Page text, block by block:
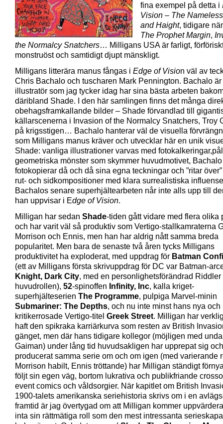
fina exempel på detta i
Vision – The Nameless
and Haight, tidigare
The Prophet Margin,
the Normalcy Snatchers… Milligans USA är farligt,
monstruöst och samtidigt djupt mänskligt.
Milligans litterära manus fångas i Edge of Vision väl av
Chris Bachalo och tuscharen Mark Pennington. Bachalo är
illustratör som jag tycker idag har sina bästa arbeten
däribland Shade. I den här samlingen finns det många
obehagsframkallande bilder – Shade förvandlad till
källarscenerna i Invasion of the Normalcy Snatchers, Troy
på krigsstigen… Bachalo hanterar väl de visuella
som Milligans manus kräver och utvecklar här en unik
Shade: vanliga illustrationer varvas med
geometriska mönster som skymmer huvudmotivet, Bachalo
fotokopierar då och då sina egna teckningar och ”ritar
rut- och sidkompositioner med klara surrealistiska
Bachalos senare superhjältearbeten når inte alls upp till
han uppvisar i Edge of Vision.
Milligan har sedan Shade-tiden gått vidare med flera olika
och har varit väl så produktiv som Vertigo-stallkamraterna
Morrison och Ennis, men han har aldrig nått samma breda
popularitet. Men bara de senaste två åren tycks Milligans
produktivitet ha exploderat, med uppdrag för Batman
(ett av Milligans första skrivuppdrag för DC var Batman-
Knight, Dark City, med en personlighetsförändrad Riddler
huvudrollen), 52-spinoffen Infinity, Inc, kalla kriget-
superhjälteserien The Programme, pulpiga Marvel-minin
Submariner: The Depths, och nu inte minst hans nya och
kritikerrosade Vertigo-titel Greek Street. Milligan har
haft den spikraka karriärkurva som resten av British
gänget, men där hans tidigare kollegor (möjligen med
Gaiman) under lång tid huvudsakligen har upprepat sig och
producerat samma serie om och om igen (med varierande
Morrison habilt, Ennis tröttande) har Milligan ständigt
följt sin egen väg, bortom lukrativa och publikfriande
event comics och våldsorgier. När kapitlet om British
1900-talets amerikanska seriehistoria skrivs om i en
framtid är jag övertygad om att Milligan kommer
inta sin rättmätiga roll som den mest intressanta